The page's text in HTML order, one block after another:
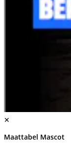
✕
Maattabel Mascot